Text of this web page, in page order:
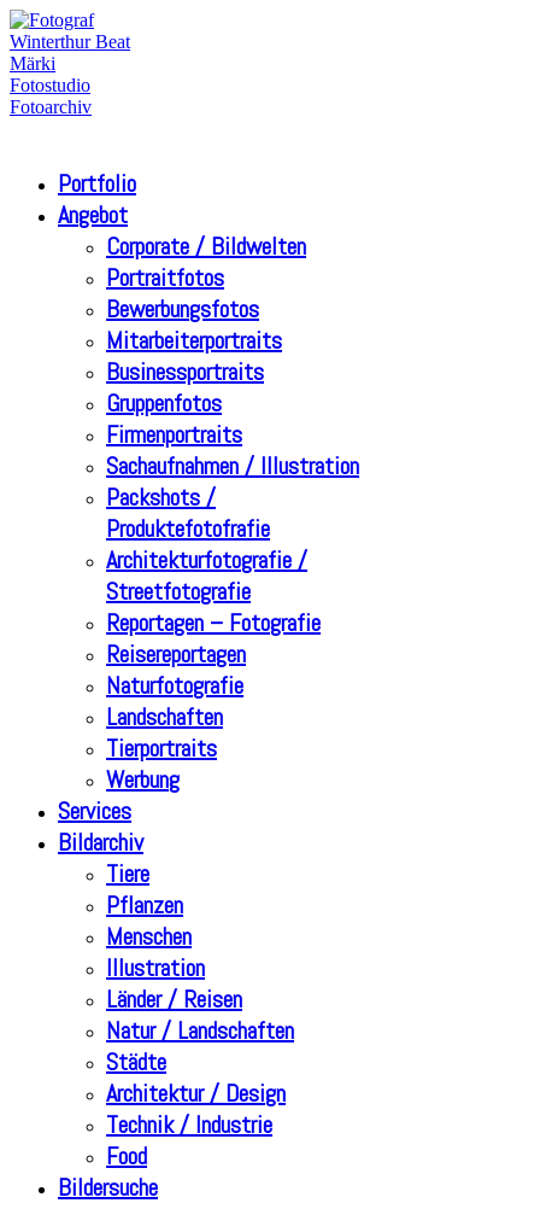
Portfolio
Angebot
Corporate / Bildwelten
Portraitfotos
Bewerbungsfotos
Mitarbeiterportraits
Businessportraits
Gruppenfotos
Firmenportraits
Sachaufnahmen / Illustration
Packshots /
Produktefotofrafie
Architekturfotografie /
Streetfotografie
Reportagen – Fotografie
Reisereportagen
Naturfotografie
Landschaften
Tierportraits
Werbung
Services
Bildarchiv
Tiere
Pflanzen
Menschen
Illustration
Länder / Reisen
Natur / Landschaften
Städte
Architektur / Design
Technik / Industrie
Food
Bildersuche